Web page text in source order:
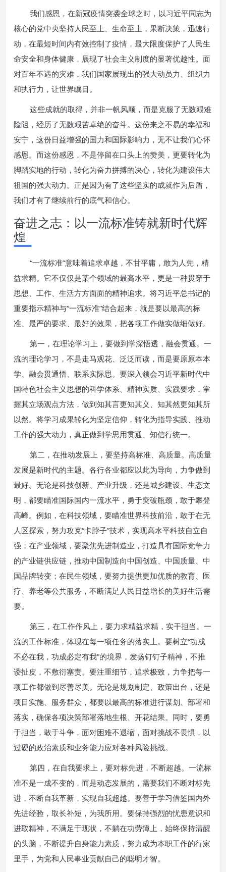
我们感恩，在新冠疫情突袭全球之时，以习近平同志为
核心的党中央坚持人民至上、生命至上，果断决策，迅速行
动，在最短时间内有效控制了疫情，最大限度保护了人民生
命安全和身体健康，展现了社会主义制度的显著优越性。面
对百年不遇的灾难，我们国家展现出的强大动员力、组织力
和执行力，让世界瞩目。
这些成就的取得，并非一帆风顺，而是克服了无数艰难
险阻，经历了无数艰苦卓绝的奋斗。这份来之不易的幸福和
安宁，这份日益增强的国力和国际影响力，无不让我们心怀
感恩。而这份感恩，不是停留在口头上的赞美，更要转化为
脚踏实地的行动，转化为奋力拼搏的决心，转化为建设伟大
祖国的强大动力。正是因为有了这些坚实的成就作为后盾，
我们才有了继续前行的底气和信心。
奋进之志：以一流标准铸就新时代辉
煌
“一流标准”意味着追求卓越，不甘平庸，敢为人先，精
益求精。它不仅仅是某个领域的最高水平，更是一种贯穿于
思想、工作、生活方方面面的精神追求。将习近平总书记的
重要指示精神与“一流标准”结合起来，就是要以最高的标
准、最严的要求、最好的效果，把各项工作做实做细做好。
第一，在理论学习上，要做到学深悟透，融会贯通。一
流的理论学习，不是走马观花、泛泛而读，而是要原原本本
学、融会贯通悟、联系实际思。要深入领会习近平新时代中
国特色社会主义思想的科学体系、精神实质、实践要求，掌
握其立场观点方法，做到知其言更知其义、知其然更知其所
以然。将学习成果转化为坚定信仰，转化为指导实践、推动
工作的强大动力，真正做到学思用贯通、知信行统一。
第二，在推动发展上，要坚持高标准、高质量。高质量
发展是新时代的主题。各行各业都应以此为导向，力争做到
最好。无论是科技创新、产业升级，还是城乡建设、生态文
明，都要瞄准国际国内一流水平，勇于突破瓶颈，敢于攀登
高峰。例如，在科技领域，要瞄准世界科技前沿，敢于在无
人区探索，努力攻克“卡脖子”技术，实现高水平科技自立自
强；在产业领域，要聚焦先进制造业，打造具有国际竞争力
的产业链供应链，推动中国制造向中国创造、中国质量、中
国品牌转变；在民生领域，要努力提供更加优质的教育、医
疗、养老等公共服务，不断满足人民日益增长的美好生活需
要。
第三，在工作作风上，要力求精益求精，实干担当。一
流的工作标准，体现在每一项任务的落实上。要树立“功成
不必在我，功成必定有我”的境界，发扬钉钉子精神，不推
诿扯皮，不敷衍塞责。要注重细节，追求极致，力争把每一
项工作都做到尽善尽美。无论是规划制定、政策出台，还是
项目实施、服务群众，都要以最高的标准进行谋划、部署和
落实，确保各项决策部署落地生根、开花结果。同时，要勇
于担当，敢于斗争，面对困难不退缩，面对挑战不畏惧，以
过硬的政治素质和业务能力应对各种风险挑战。
第四，在自我要求上，要对标先进，不断超越。一流标
准不是一成不变的，而是动态发展的，需要我们不断对标先
进，不断自我革新，实现自我超越。要善于学习借鉴国内外
先进经验，取长补短，为我所用。要保持强烈的忧患意识和
进取精神，不满足于现状，不躺在功劳簿上，始终保持清醒
的头脑，不断提升自身能力素质，努力成为本职工作的行家
里手，为党和人民事业贡献自己的聪明才智。